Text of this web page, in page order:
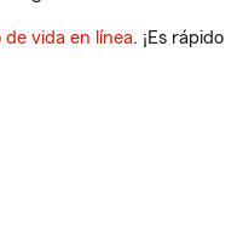
vida en línea. ¡Es rápido